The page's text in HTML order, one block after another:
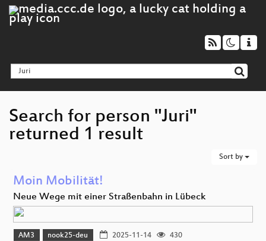
Search for person "Juri"
returned 1 result
Sort by
Moin Mobilität!
Neue Wege mit einer Straßenbahn in Lübeck
AM3 nook25-deu 2025-11-14
430